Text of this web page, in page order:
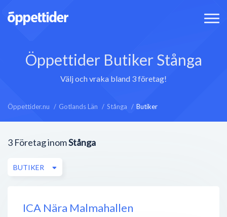
Öppettider Butiker Stånga
Välj och vraka bland 3 företag!
Öppettider.nu Gotlands Län Stånga Butiker
3 Företag inomStånga
BUTIKER
ICA Nära Malmahallen